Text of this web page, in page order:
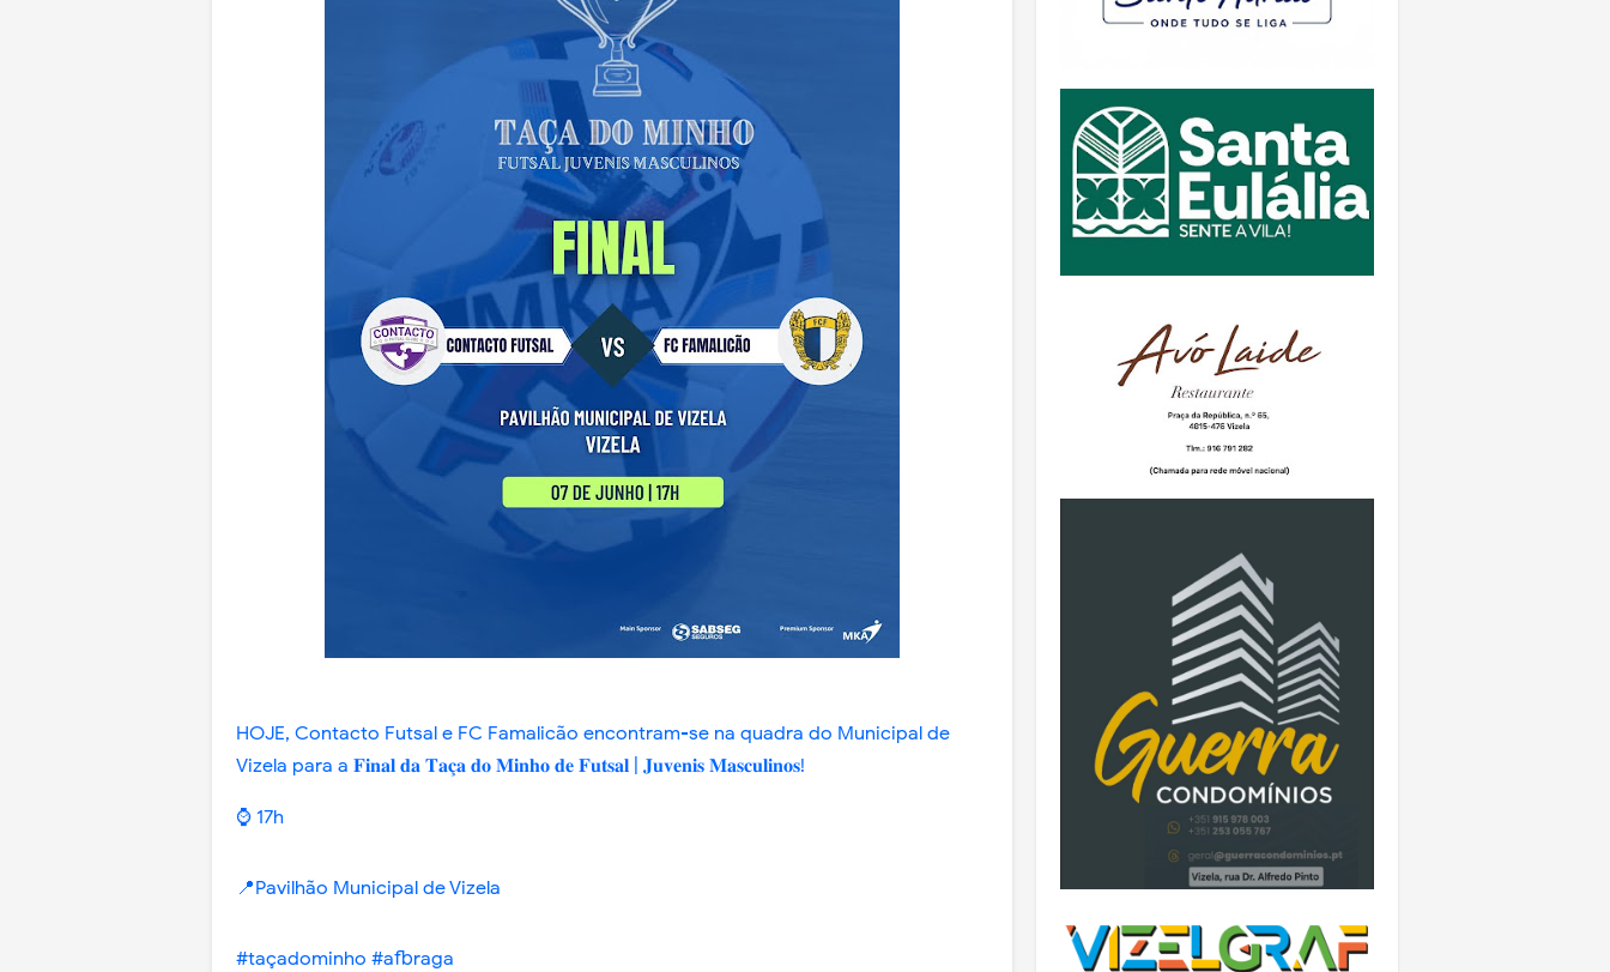
HOJE, Contacto Futsal e FC Famalicão encontram-se na quadra do Municipal de
Vizela para a 𝐅𝐢𝐧𝐚𝐥 𝐝𝐚 𝐓𝐚𝐜̧𝐚 𝐝𝐨 𝐌𝐢𝐧𝐡𝐨 𝐝𝐞 𝐅𝐮𝐭𝐬𝐚𝐥 | 𝐉𝐮𝐯𝐞𝐧𝐢𝐬 𝐌𝐚𝐬𝐜𝐮𝐥𝐢𝐧𝐨𝐬!
⌚ 17h
📍Pavilhão Municipal de Vizela
#taçadominho #afbraga